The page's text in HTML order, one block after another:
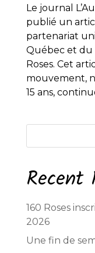
Le journal
publié un
partenariat
Québec et du
Roses. Cet
mouvement,
15 ans,
Recent
160 Roses
2026
Une fin de